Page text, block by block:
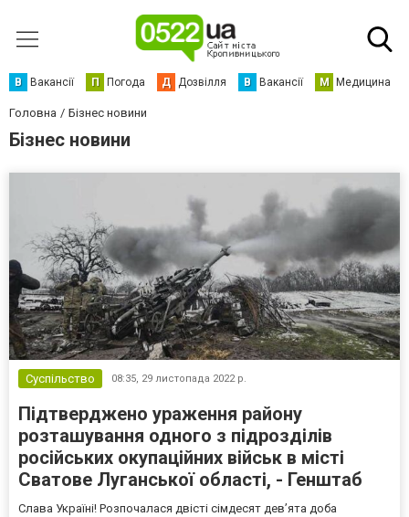
В Вакансії П Погода Д Дозвілля В Вакансії М Медицина
Головна Бізнес новини
Бізнес новини
Суспільство 08:35, 29 листопада 2022 р.
Підтверджено ураження району
розташування одного з підрозділів
російських окупаційних військ в місті
Сватове Луганської області, - Генштаб
Слава Україні! Розпочалася двісті сімдесят дев’ята доба